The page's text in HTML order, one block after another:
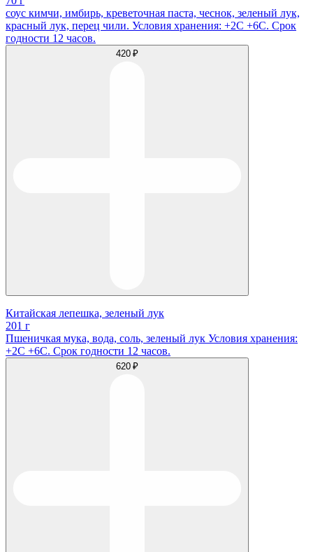
соус кимчи, имбирь, креветочная паста, чеснок, зеленый лук,
красный лук, перец чили. Условия хранения: +2С +6С. Срок
годности 12 часов.
420 ₽
Китайская лепешка, зеленый лук
201 г
Пшеничкая мука, вода, соль, зеленый лук Условия хранения:
+2С +6С. Срок годности 12 часов.
620 ₽